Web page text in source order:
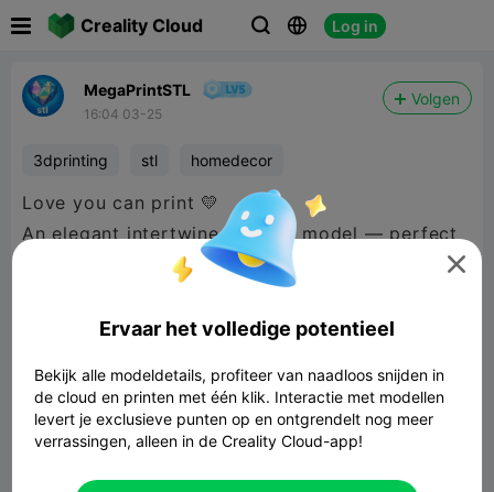
Creality Cloud   Log in
MegaPrintSTL
16:04 03-25
Volgen
3dprinting stl homedecor
Love you can print 💛
An elegant intertwined hearts model — perfect
as a gift or decor, created with your own 3D
@MegaPrintSTL¶

480P LD

Ervaar het volledige potentieel
Bekijk alle modeldetails, profiteer van naadloos snijden in
de cloud en printen met één klik. Interactie met modellen
levert je exclusieve punten op en ontgrendelt nog meer
verrassingen, alleen in de Creality Cloud-app!